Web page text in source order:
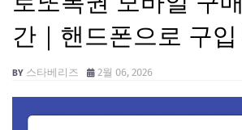
간｜핸드폰으로 구입
스타베리즈 2월 06, 2026